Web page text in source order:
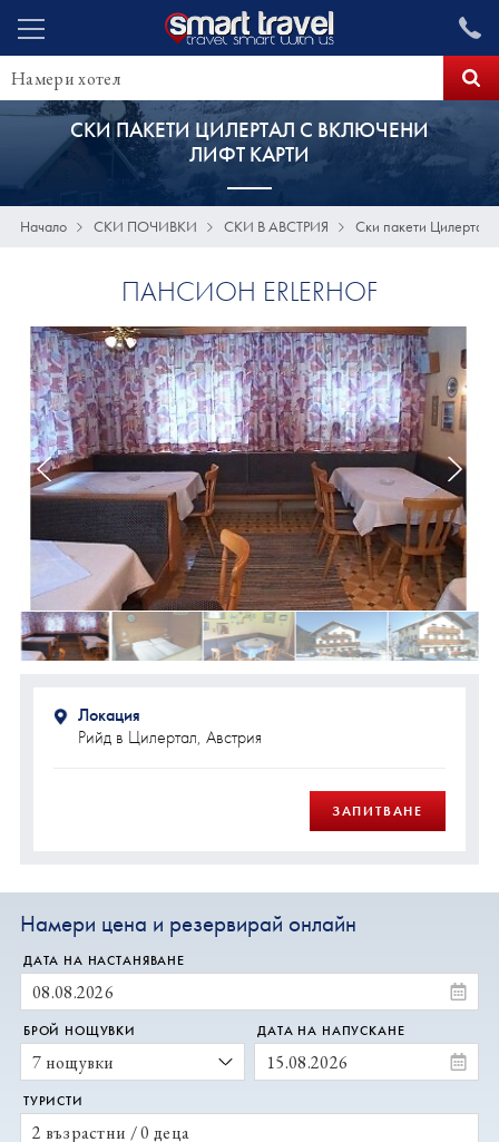
СКИ ПАКЕТИ ЦИЛЕРТАЛ С ВКЛЮЧЕНИ
ЛИФТ КАРТИ
Начало СКИ ПОЧИВКИ СКИ В АВСТРИЯ Ски пакети Цилертал
ПАНСИОН ERLERHOF
Локация
Рийд в Цилертал, Австрия
ЗАПИТВАНЕ
Намери цена и резервирай онлайн
ДАТА НА НАСТАНЯВАНЕ
БРОЙ НОЩУВКИ ДАТА НА НАПУСКАНЕ
ТУРИСТИ
2 възрастни / 0 деца